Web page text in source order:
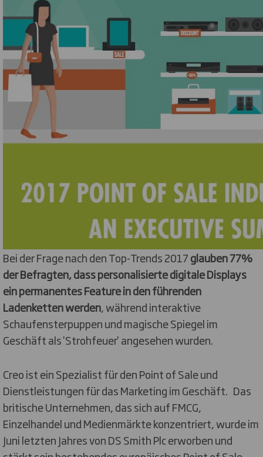
Bei der Frage nach den Top-Trends 2017glauben 77%
der Befragten, dass personalisierte digitale Displays
ein permanentes Feature in den führenden
Ladenketten werden, während interaktive
Schaufensterpuppen und magische Spiegel im
Geschäft als 'Strohfeuer' angesehen wurden.
Creo ist ein Spezialist für den Point of Sale und
Dienstleistungen für das Marketing im Geschäft. Das
britische Unternehmen, das sich auf FMCG,
Einzelhandel und Medienmärkte konzentriert, wurde im
Juni letzten Jahres von DS Smith Plc erworben und